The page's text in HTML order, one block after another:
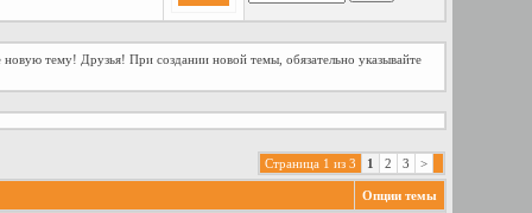
тему! Друзья! При создании новой темы, обязательно указывайте
Страница 1 из 3 1 2 3 >
Опции темы